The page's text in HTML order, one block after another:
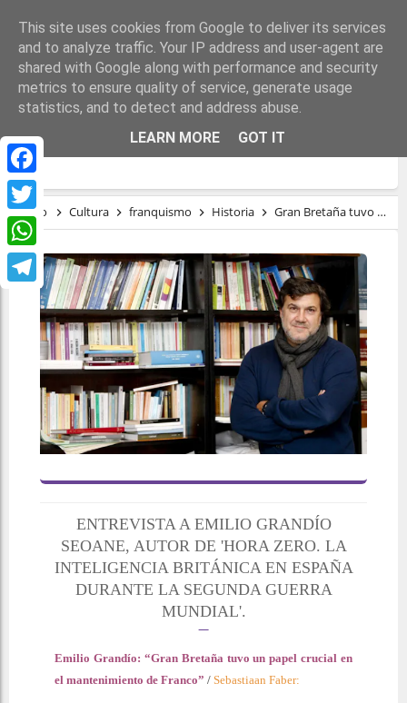
Facebook
Twitter
WhatsApp
Telegram
GRAN BRETAÑA TUVO UN PAPEL CRUCIAL
EN EL MANTENIMIENTO DE FRANCO
Inicio Cultura franquismo Historia Gran Bretaña tuvo un papel crucial en el mantenimiento de Franco
ENTREVISTA A EMILIO GRANDÍO
SEOANE, AUTOR DE 'HORA ZERO. LA
INTELIGENCIA BRITÁNICA EN ESPAÑA
DURANTE LA SEGUNDA GUERRA
MUNDIAL'.
Emilio Grandío: “Gran Bretaña tuvo un papel crucial en
el mantenimiento de Franco” / Sebastiaan Faber:
This site uses cookies from Google to deliver its services
and to analyze traffic. Your IP address and user-agent are
shared with Google along with performance and security
metrics to ensure quality of service, generate usage
statistics, and to detect and address abuse.
LEARN MORE
GOT IT